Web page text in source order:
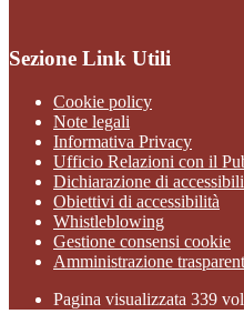
Sezione Link Utili
Cookie policy
Note legali
Informativa Privacy
Ufficio Relazioni con il
Dichiarazione di
Obiettivi di accessibilità
Whistleblowing
Gestione consensi cookie
Amministrazione
Pagina visualizzata 339